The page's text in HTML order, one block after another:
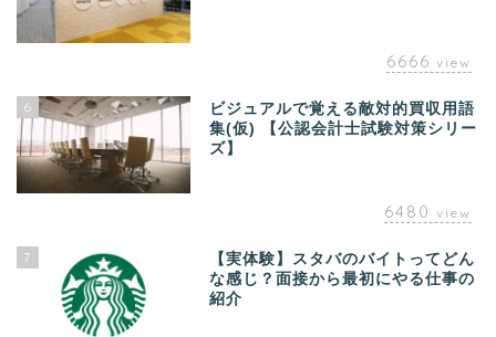
6666 view
6
ビジュアルで覚える敵対的買収用語
集(仮) 【公認会計士試験対策シリー
ズ】
6480 view
7
【実体験】スタバのバイトってどん
な感じ？面接から最初にやる仕事の
紹介